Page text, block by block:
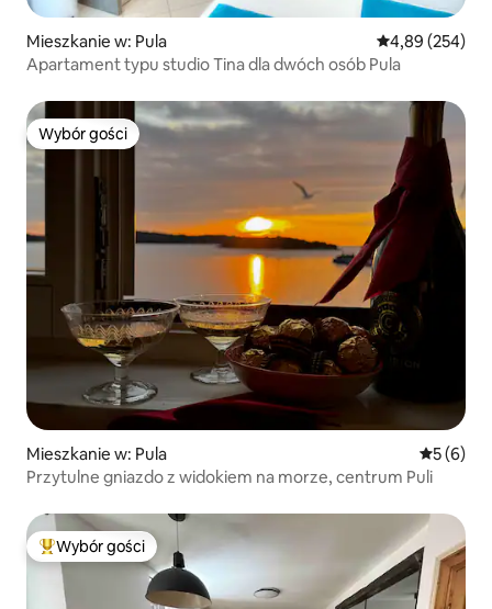
Mieszkanie w: Pula Średnia
4,89 (254)
Apartament typu studio Tina dla dwóch osób Pula
Wybór gości
Wybór gości
Mieszkanie w: Pula Średnia
5 (6)
Przytulne gniazdo z widokiem na morze, centrum Puli
Najpopularniejsze z kategorii Wybór gości
Wybór gości